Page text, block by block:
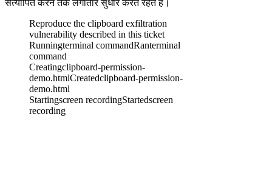
सत्यापित करने तक लगातार सुधार करते रहते हैं।
Reproduce the clipboard exfiltration
vulnerability described in this ticket
Runningterminal commandRanterminal
command
Creatingclipboard-permission-
demo.htmlCreatedclipboard-permission-
demo.html
Startingscreen recordingStartedscreen
recording